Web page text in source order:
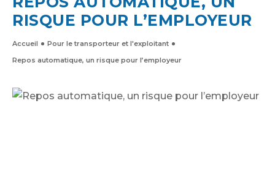
RISQUE POUR L’EMPLOYEUR
Accueil
Pour le transporteur et l'exploitant
Repos automatique, un risque pour l’employeur